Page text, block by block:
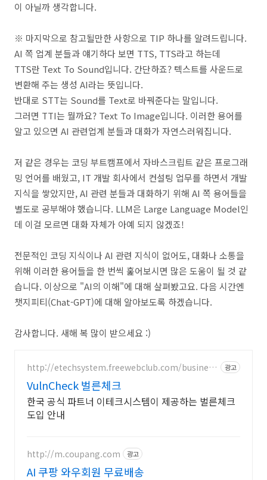
이 아닐까 생각합니다.
※ 마지막으로 참고될만한 사항으로 TIP 하나를 알려드립니다.
AI 쪽 업계 분들과 얘기하다 보면 TTS, TTS라고 하는데
TTS란 Text To Sound입니다. 간단하죠? 텍스트를 사운드로
변환해 주는 생성 AI라는 뜻입니다.
반대로 STT는 Sound를 Text로 바꿔준다는 말입니다.
그러면 TTI는 뭘까요? Text To Image입니다. 이러한 용어를
알고 있으면 AI 관련업계 분들과 대화가 자연스러워집니다.
저 같은 경우는 코딩 부트캠프에서 자바스크립트 같은 프로그래
밍 언어를 배웠고, IT 개발 회사에서 컨설팅 업무를 하면서 개발
지식을 쌓았지만, AI 관련 분들과 대화하기 위해 AI 쪽 용어들을
별도로 공부해야 했습니다. LLM은 Large Language Model인
데 이걸 모르면 대화 자체가 아예 되지 않겠죠!
전문적인 코딩 지식이나 AI 관련 지식이 없어도, 대화나 소통을
위해 이러한 용어들을 한 번씩 훑어보시면 많은 도움이 될 것 같
습니다. 이상으로 "AI의 이해"에 대해 살펴봤고요. 다음 시간엔
챗지피티(Chat-GPT)에 대해 알아보도록 하겠습니다.
감사합니다. 새해 복 많이 받으세요 :)
http://etechsystem.freewebclub.com/busines
광고
VulnCheck 벌른체크
한국 공식 파트너 이테크시스템이 제공하는 벌른체크
도입 안내
http://m.coupang.com 광고
AI 쿠팡 와우회원 무료배송